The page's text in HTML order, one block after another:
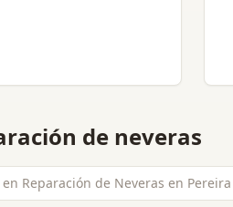
de neveras
en Reparación de Neveras en Pereira